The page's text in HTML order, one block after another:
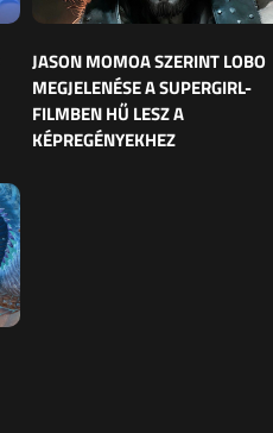
JASON MOMOA SZERINT LOBO
MEGJELENÉSE A SUPERGIRL-
FILMBEN HŰ LESZ A
KÉPREGÉNYEKHEZ